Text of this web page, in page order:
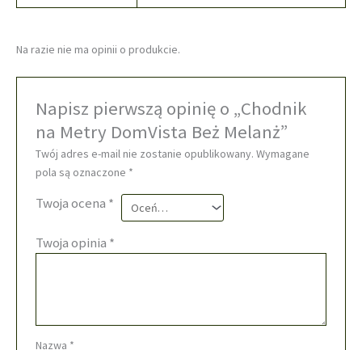
Na razie nie ma opinii o produkcie.
Napisz pierwszą opinię o „Chodnik
na Metry DomVista Beż Melanż”
Twój adres e-mail nie zostanie opublikowany. Wymagane
pola są oznaczone *
Twoja ocena *
Twoja opinia *
Nazwa *